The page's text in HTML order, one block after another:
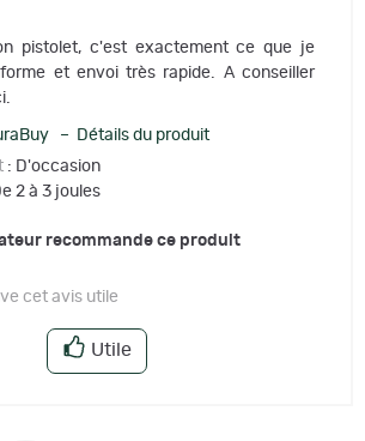
pistolet, c'est exactement ce que je
et envoi très rapide. A conseiller
– Détails du produit
: D'occasion
2 à 3 joules
recommande ce produit
cet avis utile
Utile